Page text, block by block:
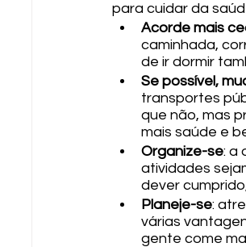
para cuidar da
Acorde mais
caminhada,
de ir dormir
Se possível,
transportes
que não, mas
mais saúde e
Organize-se: a
atividades
dever
Planeje-se:
várias
gente come